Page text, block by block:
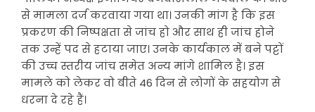
से मामला दर्ज करवाया गया था। उनकी मांग है कि इस
प्रकरण की निष्पक्षता से जांच हो और साथ ही जांच होने
तक उन्हें पद से हटाया जाए। उनके कार्यकाल में बने पट्टों
की उच्च स्तरीय जांच समेत अन्य मांगे शामिल है। इस
मामले को लेकर वो बीते 46 दिन से लोगों के सहयोग से
धरना दे रहे हैं।